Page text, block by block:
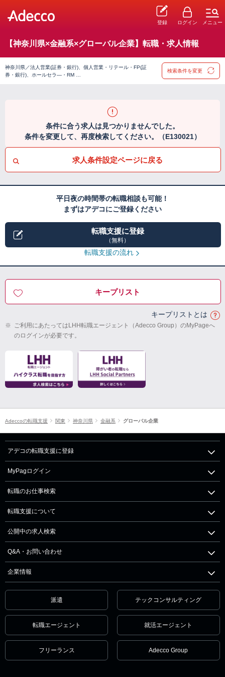
登録 ログイン メニュー
【神奈川県×金融系×グローバル企業】転職・求人情報
神奈川県／法人営業(証券・銀行)、個人営業・リテール・FP(証
券・銀行)、ホールセラ―・RM …
検索条件を変更
条件に合う求人は見つかりませんでした。
条件を変更して、再度検索してください。（E130021）
求人条件設定ページに戻る
平日夜の時間帯の転職相談も可能！
まずはアデコにご登録ください
転職支援に登録
（無料）
転職支援の流れ
キープリスト
キープリストとは
※ ご利用にあたってはLHH転職エージェント（Adecco Group）のMyPageへ
のログインが必要です。
Adeccoの転職支援 関東 神奈川県 金融系 グローバル企業
アデコの転職支援に登録
MyPagログイン
転職のお仕事検索
転職支援について
公開中の求人検索
Q&A・お問い合わせ
企業情報
派遣 テックコンサルティング
転職エージェント 就活エージェント
フリーランス Adecco Group